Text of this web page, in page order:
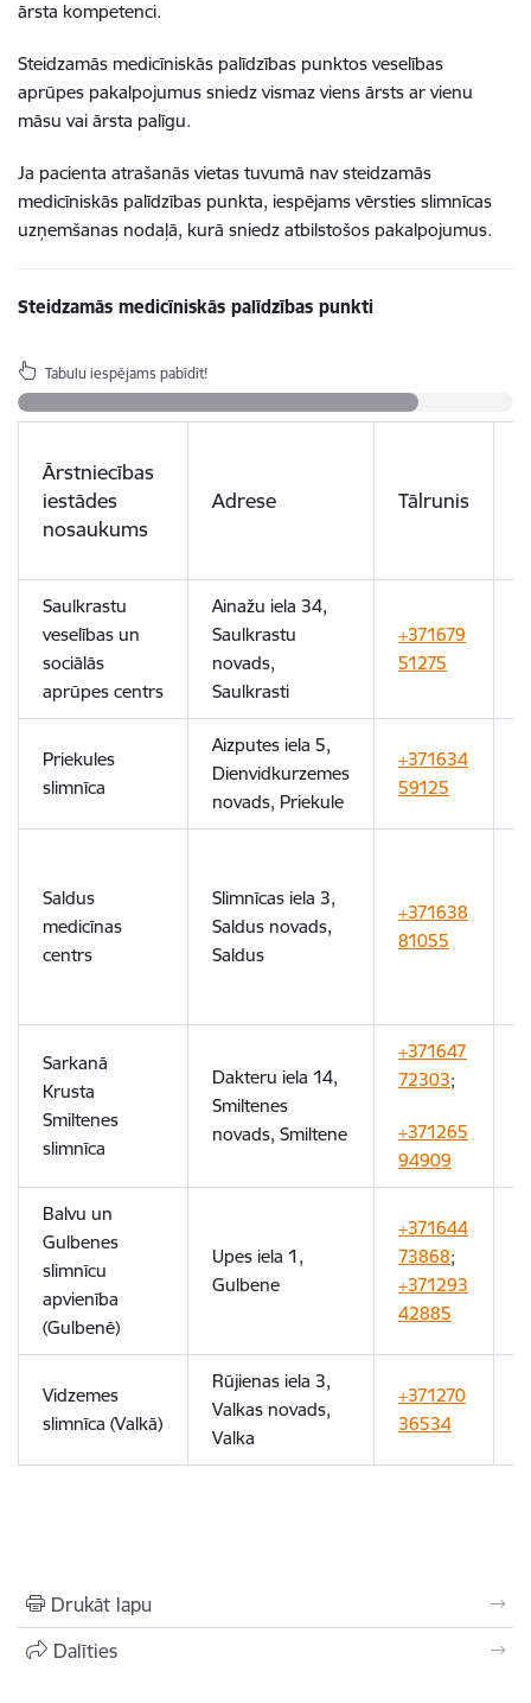
ārsta kompetenci.
Steidzamās medicīniskās palīdzības punktos veselības
aprūpes pakalpojumus sniedz vismaz viens ārsts ar vienu
māsu vai ārsta palīgu.
Ja pacienta atrašanās vietas tuvumā nav steidzamās
medicīniskās palīdzības punkta, iespējams vērsties slimnīcas
uzņemšanas nodaļā, kurā sniedz atbilstošos pakalpojumus.
Steidzamās medicīniskās palīdzības punkti
Tabulu iespējams pabīdīt!
Ārstniecības
iestādes
nosaukums
Adrese Tālrunis
Saulkrastu
veselības un
sociālās
aprūpes centrs
Ainažu iela 34,
Saulkrastu
novads,
Saulkrasti
+371679
51275
Priekules
slimnīca
Aizputes iela 5,
Dienvidkurzemes
novads, Priekule
+371634
59125
Saldus
medicīnas
centrs
Slimnīcas iela 3,
Saldus novads,
Saldus
+371638
81055
Sarkanā
Krusta
Smiltenes
slimnīca
Dakteru iela 14,
Smiltenes
novads, Smiltene
+371647
72303;
+371265
94909
Balvu un
Gulbenes
slimnīcu
apvienība
(Gulbenē)
Upes iela 1,
Gulbene
+371644
73868;
+371293
42885
Vidzemes
slimnīca (Valkā)
Rūjienas iela 3,
Valkas novads,
Valka
+371270
36534
Drukāt lapu
Dalīties